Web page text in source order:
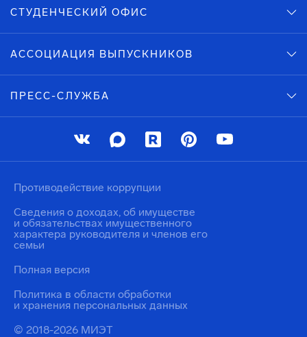
СТУДЕНЧЕСКИЙ ОФИС
АССОЦИАЦИЯ ВЫПУСКНИКОВ
ПРЕСС-СЛУЖБА
© 2018-2026 МИЭТ
Политика в области обработки
и хранения персональных данных
Противодействие коррупции
Сведения о доходах, об имуществе
и обязательствах имущественного
характера руководителя и членов его
семьи
Полная версия